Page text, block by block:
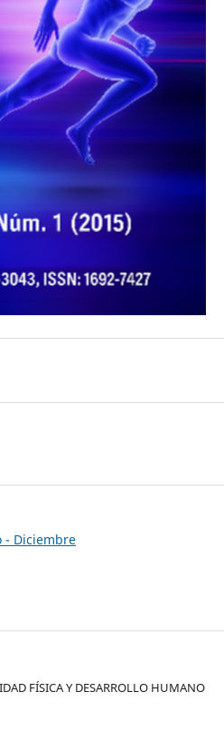
- Diciembre
FÍSICA Y DESARROLLO HUMANO